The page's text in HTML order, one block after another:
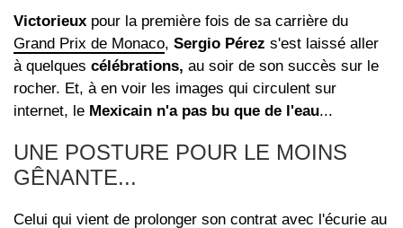
Victorieux pour la première fois de sa carrière du
Grand Prix de Monaco, Sergio Pérez s'est laissé aller
à quelques célébrations, au soir de son succès sur le
rocher. Et, à en voir les images qui circulent sur
internet, le Mexicain n'a pas bu que de l'eau...
UNE POSTURE POUR LE MOINS
GÊNANTE...
Celui qui vient de prolonger son contrat avec l'écurie au